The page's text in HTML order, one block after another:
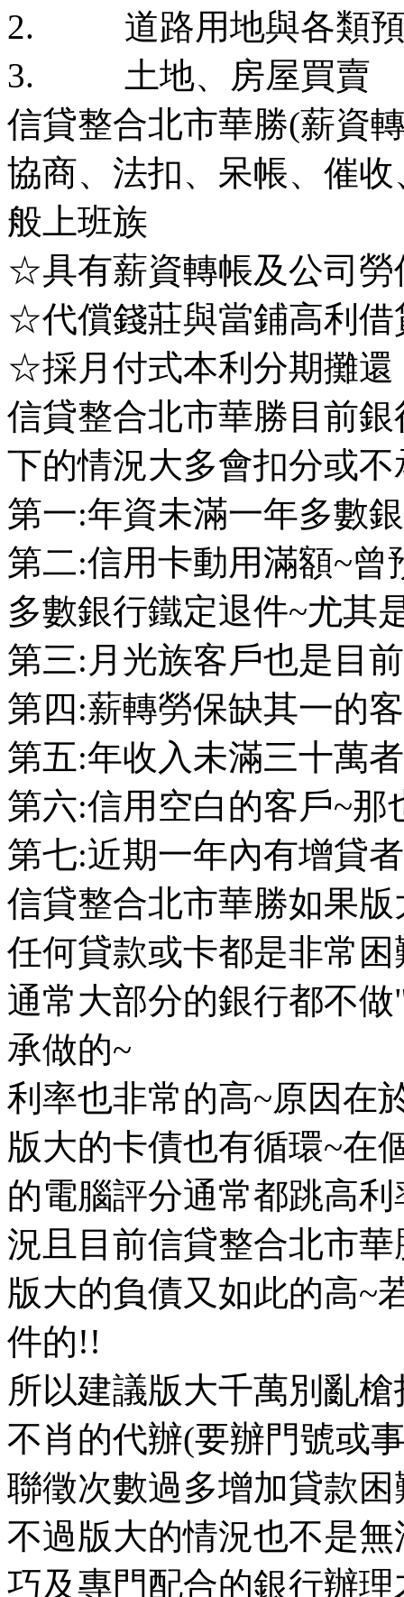
2. 道路用地與各類預
3. 土地、房屋買賣
信貸整合北市華勝(薪資
協商、法扣、呆帳、催
般上班族
☆具有薪資轉帳及公司勞
☆代償錢莊與當鋪高利借
☆採月付式本利分期攤還
信貸整合北市華勝目前
下的情況大多會扣分或不
第一:年資未滿一年多數
第二:信用卡動用滿額~曾
多數銀行鐵定退件~尤其
第三:月光族客戶也是目
第四:薪轉勞保缺其一的
第五:年收入未滿三十萬
第六:信用空白的客戶~那
第七:近期一年內有增貸
信貸整合北市華勝如果
任何貸款或卡都是非常
通常大部分的銀行都不
承做的~
利率也非常的高~原因在
版大的卡債也有循環~在
的電腦評分通常都跳高
況且目前信貸整合北市
版大的負債又如此的高~
件的!!
所以建議版大千萬別亂
不肖的代辦(要辦門號或
聯徵次數過多增加貸款
不過版大的情況也不是
巧及專門配合的銀行辦